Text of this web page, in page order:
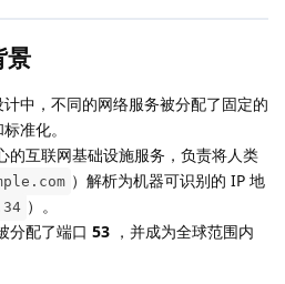
景
中，不同的网络服务被分配了固定的
准化。
的互联网基础设施服务，负责将人类
）解析为机器可识别的 IP 地
）。
分配了端口 53 ，并成为全球范围内